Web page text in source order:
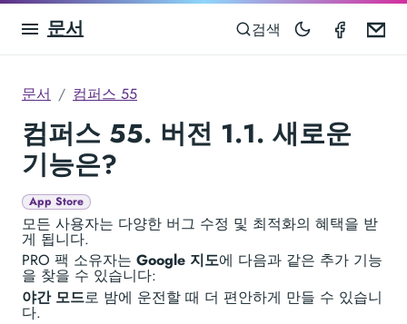
문서 검색
문서 컴퍼스 55
컴퍼스 55. 버전 1.1. 새로운
기능은?
App Store
모든 사용자는 다양한 버그 수정 및 최적화의 혜택을 받
게 됩니다.
PRO 팩 소유자는 Google 지도에 다음과 같은 추가 기능
을 찾을 수 있습니다:
야간 모드로 밤에 운전할 때 더 편안하게 만들 수 있습니
다.